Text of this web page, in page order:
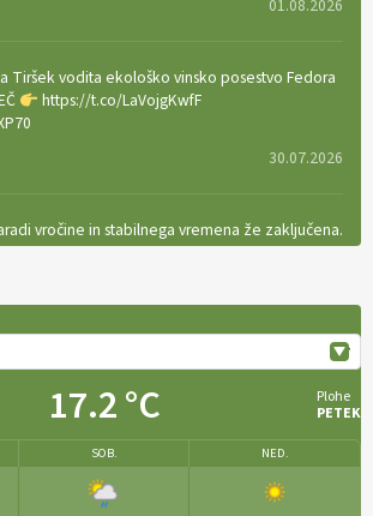
01.08.2026
Tiršek vodita ekološko vinsko posestvo Fedora
https://t.co/LaVojgKwfF
30.07.2026
vročine in stabilnega vremena že zaključena.
https://t.co/TtKoOF5ENS
Ameriške borovnice so odlična izbira za
t.co/tQd9tB1THk
22.07.2026
17.2 °C
Plohe
PETEK
SOB. NED.